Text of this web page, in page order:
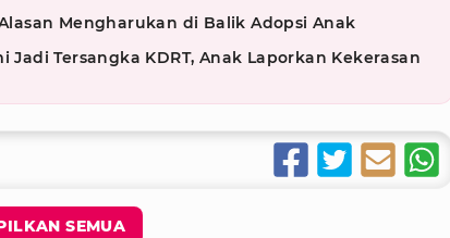
Mengharukan di Balik Adopsi Anak
Jadi Tersangka KDRT, Anak Laporkan Kekerasan
SEMUA